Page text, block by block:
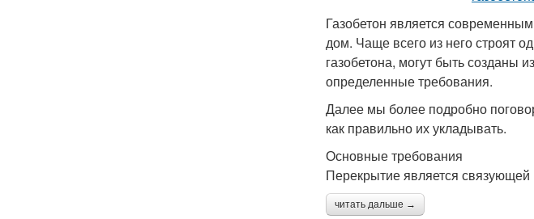
Газобетон является
дом. Чаще всего из него строят
газобетона, могут быть созданы
определенные требования.
Далее мы более подробно
как правильно их укладывать.
Основные требования
Перекрытие является
читать дальше →